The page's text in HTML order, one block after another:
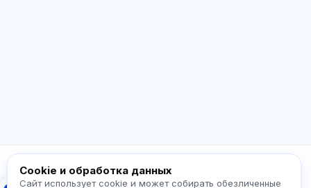
Cookie и обработка данных
Сайт использует cookie и может собирать обезличенные